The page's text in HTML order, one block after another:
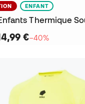
ENFANT
Thermique
€−40%